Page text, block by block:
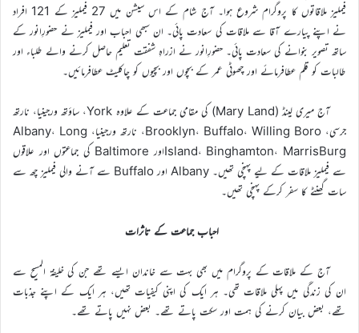
فیملیز ملاقاتوں کا پروگرام شروع ہوا۔ آج شام کے اس سیشن میں 27 فیملیز کے 121 افراد
نے اپنے پیارے آقا سے ملاقات کی سعادت پائی۔ ان سبھی احباب اور فیملیز نے حضورِانور کے
ساتھ تصویر بنوانے کی سعادت پائی۔ حضورِانور نے ازراہِ شفقت تعلیم حاصل کرنے والے طلباء اور
طالبات کو قلم عطافرمائے اور چھوٹی عمر کے بچوں اور بچیوں کو چاکلیٹ عطافرمائیں۔
آج میری لینڈ (Mary Land) کی مقامی جماعت کے علاوہ York، ساؤتھ ورجینیا، نارتھ
جرسی، Brooklyn، Buffalo، Willing Boro، نارتھ ورجینیا، Albany، Long
Island، Binghamton، MarrisBurgاور Baltimore کی جماعتوں اور علاقوں
سے فیملیز ملاقات کے لیے پہنچی تھیں۔ Albany اور Buffalo سے آنے والی فیملیز چھ سے
سات گھنٹے کا سفر کرکے پہنچی تھیں۔
احباب جماعت کے تاثرات
آج کے ملاقات کے پروگرام میں بھی بہت سے خاندان ایسے تھے جن کی خلیفۃ المسیح سے
ان کی زندگی میں پہلی ملاقات تھی۔ ہر ایک کی اپنی کیفیات تھیں، ہر ایک کے اپنے جذبات
تھے، بعض بیان کرنے کی ہمت اور سکت پاتے تھے۔ بعض نہیں پاتے تھے۔